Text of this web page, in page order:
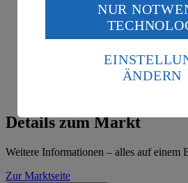
Details zum Markt
Weitere Informationen – alles auf einem
Zur Marktseite
Wenn du auf „Aktivieren“ klickst,
des Art. 49 Abs. 1 Satz 1 lit. a)
Daten in den USA verarbeitet
die USA als Land mit einem nach
Standards nicht angemessenen
Es besteht das Risiko eines
Informationen zum Herausgeber
NUR
ÄNDERN